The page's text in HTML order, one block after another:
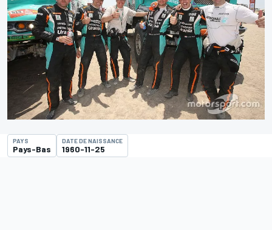
PAYS
Pays-Bas
DATE DE NAISSANCE
1960-11-25